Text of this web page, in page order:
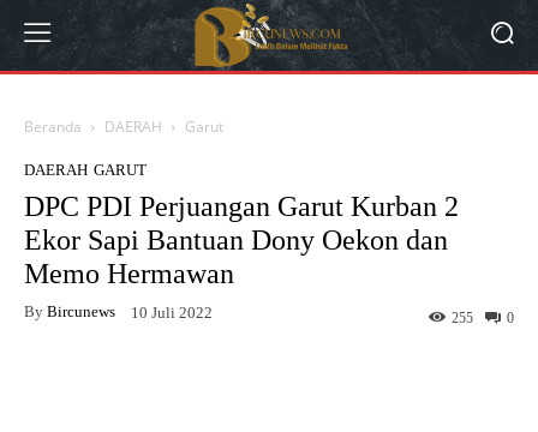
Beranda DAERAH Garut
DAERAH GARUT
DPC PDI Perjuangan Garut Kurban 2
Ekor Sapi Bantuan Dony Oekon dan
Memo Hermawan
By Bircunews 10 Juli 2022 0
255